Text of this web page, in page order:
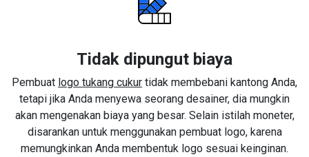
Tidak dipungut biaya
Pembuat logo tukang cukur tidak membebani kantong Anda,
tetapi jika Anda menyewa seorang desainer, dia mungkin
akan mengenakan biaya yang besar. Selain istilah moneter,
disarankan untuk menggunakan pembuat logo, karena
memungkinkan Anda membentuk logo sesuai keinginan.